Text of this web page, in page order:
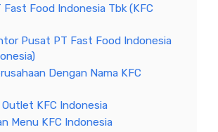
Fast Food Indonesia Tbk (KFC
Pusat PT Fast Food Indonesia
Dengan Nama KFC
Outlet KFC Indonesia
Menu KFC Indonesia